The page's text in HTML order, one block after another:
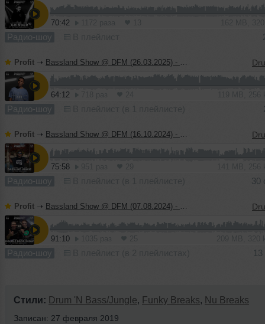
70:42
Радио-шоу
Profit ➝ Bassland Show @ DFM (26.03.2025) - Guest mix DC2
64:12
Радио-шоу
Profit ➝ Bassland Show @ DFM (16.10.2024) - Guest mix Bassline Junkie
75:58
Радио-шоу 30
Profit ➝ Bassland Show @ DFM (07.08.2024) - Guest mix Double Drop Show
91:10
Радио-шоу 13
Стили: Drum 'N Bass/Jungle, Funky Breaks, Nu Breaks
Записан: 27 февраля 2019